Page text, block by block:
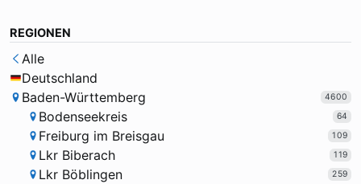
REGIONEN
Alle
Deutschland
Baden-Württemberg
4600
Bodenseekreis 64
Freiburg im Breisgau 109
Lkr Biberach 119
Lkr Böblingen 259